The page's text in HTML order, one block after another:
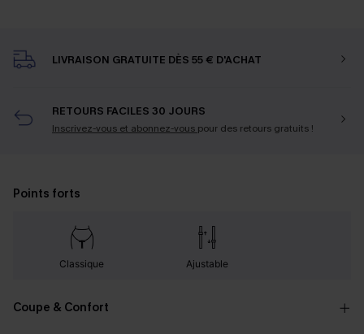
LIVRAISON GRATUITE DÈS 55 € D'ACHAT
RETOURS FACILES 30 JOURS
Inscrivez-vous et abonnez-vous pour des retours gratuits !
Points forts
Classique Ajustable
Coupe & Confort